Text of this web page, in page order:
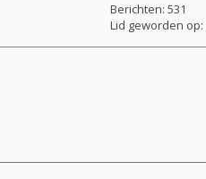
Berichten: 531
Lid geworden op: